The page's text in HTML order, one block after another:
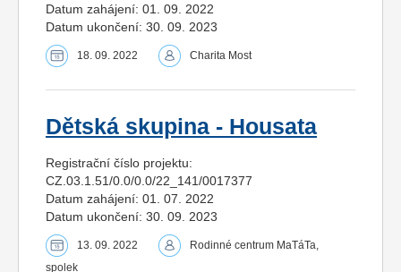
Datum zahájení: 01. 09. 2022
Datum ukončení: 30. 09. 2023
18. 09. 2022 Charita Most
Dětská skupina - Housata
Registrační číslo projektu:
CZ.03.1.51/0.0/0.0/22_141/0017377
Datum zahájení: 01. 07. 2022
Datum ukončení: 30. 09. 2023
13. 09. 2022
Rodinné centrum MaTáTa,
spolek